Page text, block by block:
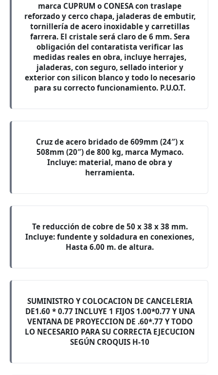
marca CUPRUM o CONESA con traslape
reforzado y cerco chapa, jaladeras de embutir,
tornillería de acero inoxidable y carretillas
farrera. El cristale será claro de 6 mm. Sera
obligación del contaratista verificar las
medidas reales en obra, incluye herrajes,
jaladeras, con seguro, sellado interior y
exterior con silicon blanco y todo lo necesario
para su correcto funcionamiento. P.U.O.T.
Cruz de acero bridado de 609mm (24″) x
508mm (20″) de 800 kg, marca Mymaco.
Incluye: material, mano de obra y
herramienta.
Te reducción de cobre de 50 x 38 x 38 mm.
Incluye: fundente y soldadura en conexiones,
Hasta 6.00 m. de altura.
SUMINISTRO Y COLOCACION DE CANCELERIA
DE1.60 * 0.77 INCLUYE 1 FIJOS 1.00*0.77 Y UNA
VENTANA DE PROYECCION DE .60*.77 Y TODO
LO NECESARIO PARA SU CORRECTA EJECUCION
SEGÚN CROQUIS H-10